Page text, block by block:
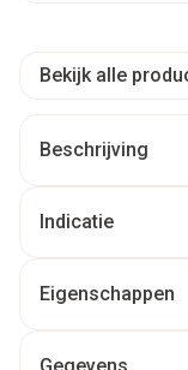
Bekijk alle
Beschrijving
Indicatie
Eigenschappen